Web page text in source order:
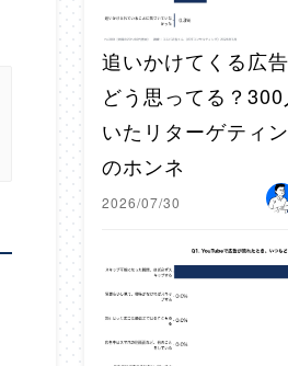
追いかけてくる広
どう思ってる？
いたリターゲティ
のホンネ
2026/07/30